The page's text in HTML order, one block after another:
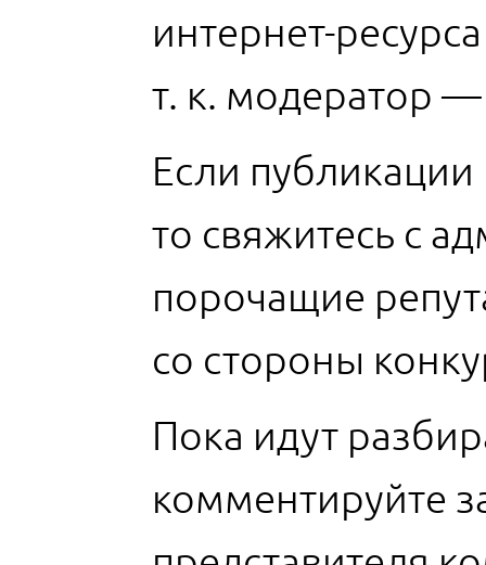
интернет-
т. к. модератор
Если
то свяжитесь с
порочащие
со стороны
Пока идут
комментируйте